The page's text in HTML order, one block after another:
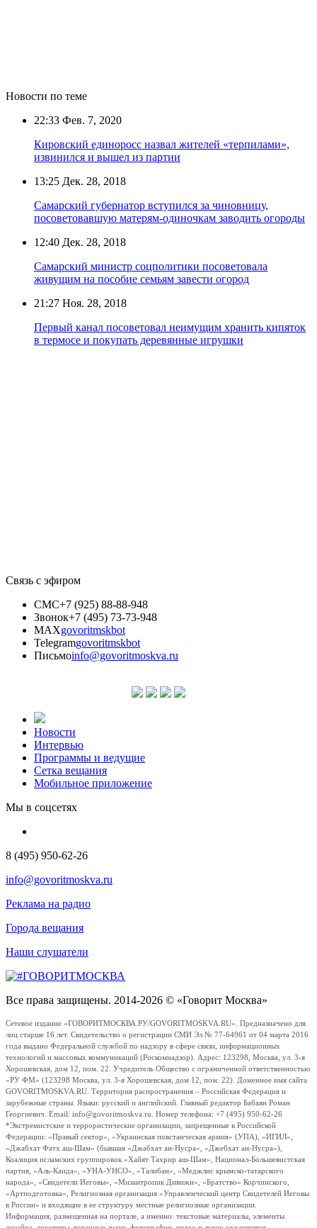
Новости по теме
22:33 Фев. 7, 2020
Кировский единоросс назвал жителей «терпилами»,
извинился и вышел из партии
13:25 Дек. 28, 2018
Самарский губернатор вступился за чиновницу,
посоветовавшую матерям-одиночкам заводить огороды
12:40 Дек. 28, 2018
Самарский министр соцполитики посоветовала
живущим на пособие семьям завести огород
21:27 Ноя. 28, 2018
Первый канал посоветовал неимущим хранить кипяток
в термосе и покупать деревянные игрушки
Связь с эфиром
СМС+7 (925) 88-88-948
Звонок+7 (495) 73-73-948
MAXgovoritmskbot
Telegramgovoritmskbot
Письмоinfo@govoritmoskva.ru
Новости
Интервью
Программы и ведущие
Сетка вещания
Мобильное приложение
Мы в соцсетях
8 (495) 950-62-26
info@govoritmoskva.ru
Реклама на радио
Города вещания
Наши слушатели
Все права защищены. 2014-2026 © «Говорит Москва»
Сетевое издание «ГОВОРИТМОСКВА.РУ/GOVORITMOSKVA.RU». Предназначено для
лиц старше 16 лет. Свидетельство о регистрации СМИ Эл № 77-64961 от 04 марта 2016
года выдано Федеральной службой по надзору в сфере связи, информационных
технологий и массовых коммуникаций (Роскомнадзор). Адрес: 123298, Москва, ул. 3-я
Хорошевская, дом 12, пом. 22. Учредитель Общество с ограниченной ответственностью
«РУ ФМ» (123298 Москва, ул. 3-я Хорошевская, дом 12, пом. 22). Доменное имя сайта
GOVORITMOSKVA.RU. Территория распространения – Российская Федерация и
зарубежные страны. Языки: русский и английский. Главный редактор Бабаян Роман
Георгиевич. Email: info@govoritmoskva.ru. Номер телефона: +7 (495) 950-62-26
*Экстремистские и террористические организации, запрещенные в Российской
Федерации: «Правый сектор», «Украинская повстанческая армия» (УПА), «ИГИЛ»,
«Джабхат Фатх аш-Шам» (бывшая «Джабхат ан-Нусра», «Джебхат ан-Нусра»),
Коалиция исламских группировок «Хайят Тахрир аш-Шам», Национал-Большевистская
партия, «Аль-Каида», «УНА-УНСО», «Талибан», «Меджлис крымско-татарского
народа», «Свидетели Иеговы», «Мизантропик Дивижн», «Братство» Корчинского,
«Артподготовка», Религиозная организация «Управленческий центр Свидетелей Иеговы
в России» и входящие в ее структуру местные религиозные организации.
Информация, размещенная на портале, а именно: текстовые материалы, элементы